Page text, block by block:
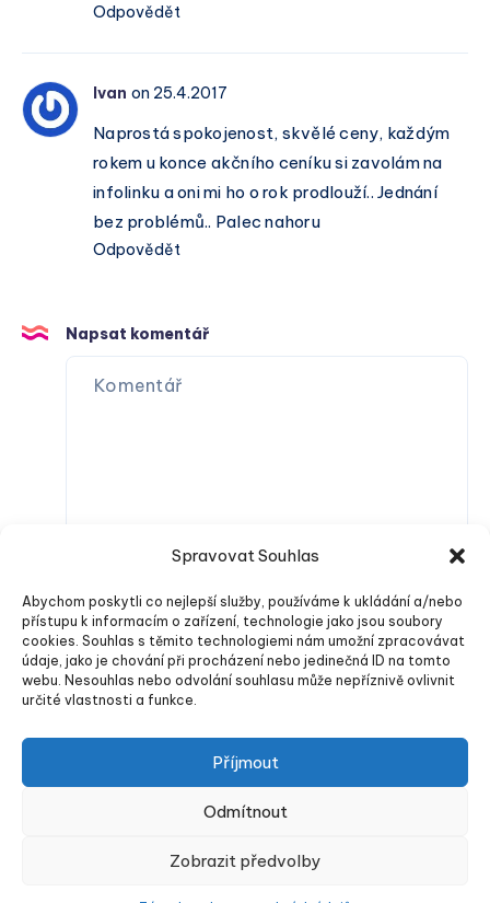
Spravovat Souhlas
Abychom poskytli co nejlepší služby, používáme k ukládání a/nebo
přístupu k informacím o zařízení, technologie jako jsou soubory
cookies. Souhlas s těmito technologiemi nám umožní zpracovávat
údaje, jako je chování při procházení nebo jedinečná ID na tomto
webu. Nesouhlas nebo odvolání souhlasu může nepříznivě ovlivnit
určité vlastnosti a funkce.
Příjmout
Odmítnout
Zobrazit předvolby
Odpovědět
Ivan on 25.4.2017
Naprostá spokojenost, skvělé ceny, každým
rokem u konce akčního ceníku si zavolám na
infolinku a oni mi ho o rok prodlouží.. Jednání
bez problémů.. Palec nahoru
Odpovědět
Napsat komentář
Energu.cz